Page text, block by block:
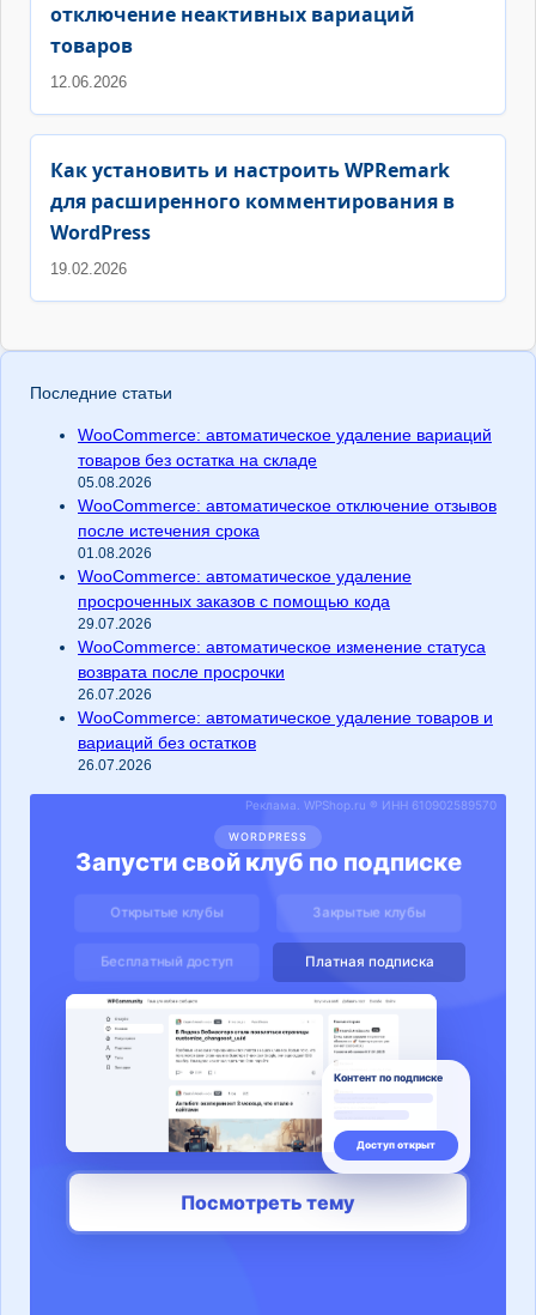
отключение неактивных вариаций
товаров
12.06.2026
Как установить и настроить WPRemark
для расширенного комментирования в
WordPress
19.02.2026
Последние статьи
WooCommerce: автоматическое удаление вариаций
товаров без остатка на складе
05.08.2026
WooCommerce: автоматическое отключение отзывов
после истечения срока
01.08.2026
WooCommerce: автоматическое удаление
просроченных заказов с помощью кода
29.07.2026
WooCommerce: автоматическое изменение статуса
возврата после просрочки
26.07.2026
WooCommerce: автоматическое удаление товаров и
вариаций без остатков
26.07.2026